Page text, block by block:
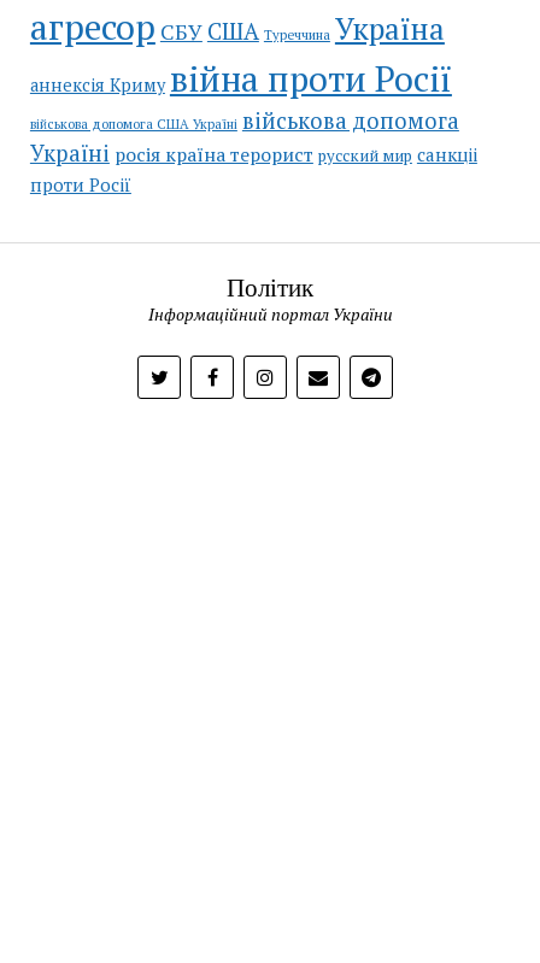
агресор СБУ США Туреччина Україна
аннексія Криму війна проти Росії
військова допомога США Україні військова допомога
Україні росія країна терорист русский мир санкціі
проти Росії
Політик
Інформаційний портал України